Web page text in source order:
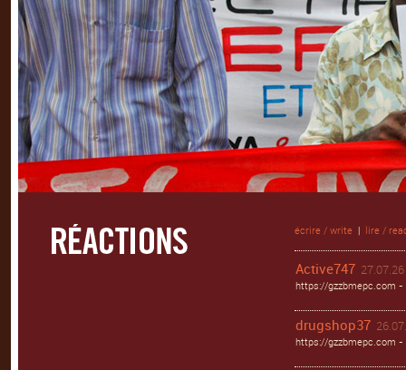
écrire / write | lire /
Active747
https://gzzbmepc.com
drugshop37
https://gzzbmepc.com